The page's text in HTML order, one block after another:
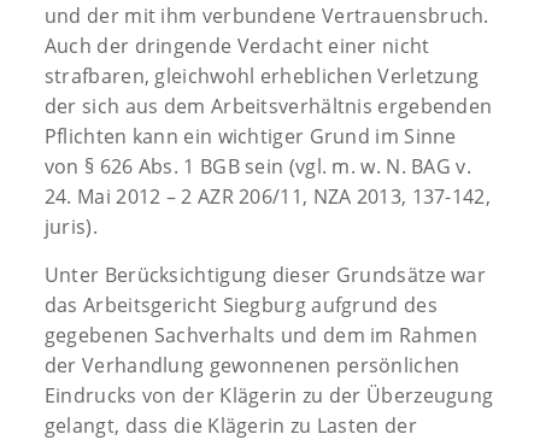
und der mit ihm verbundene Vertrauensbruch.
Auch der dringende Verdacht einer nicht
strafbaren, gleichwohl erheblichen Verletzung
der sich aus dem Arbeitsverhältnis ergebenden
Pflichten kann ein wichtiger Grund im Sinne
von § 626 Abs. 1 BGB sein (vgl. m. w. N. BAG v.
24. Mai 2012 – 2 AZR 206/11, NZA 2013, 137-142,
juris).
Unter Berücksichtigung dieser Grundsätze war
das Arbeitsgericht Siegburg aufgrund des
gegebenen Sachverhalts und dem im Rahmen
der Verhandlung gewonnenen persönlichen
Eindrucks von der Klägerin zu der Überzeugung
gelangt, dass die Klägerin zu Lasten der